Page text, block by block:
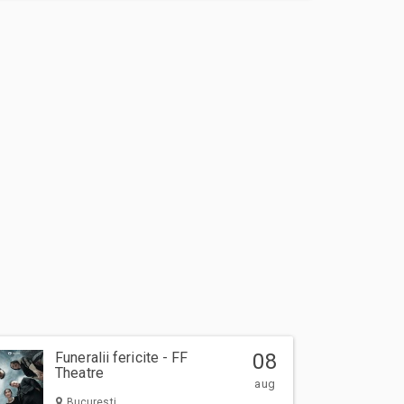
Funeralii fericite - FF
Theatre
08
aug